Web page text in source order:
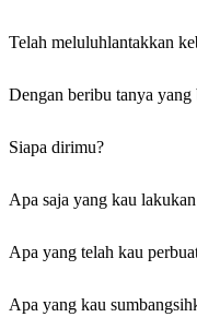
Telah meluluhlantakkan
Dengan beribu tanya yang
Siapa dirimu?
Apa saja yang kau
Apa yang telah kau
Apa yang kau